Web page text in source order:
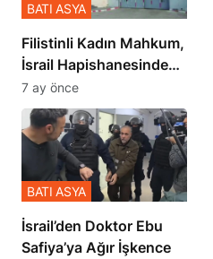
Filistinli Kadın Mahkum,
İsrail Hapishanesindeki
Zulmü Anlattı
BATI ASYA
7 ay önce
İsrail’den Doktor Ebu
Safiya’ya Ağır İşkence
BATI ASYA